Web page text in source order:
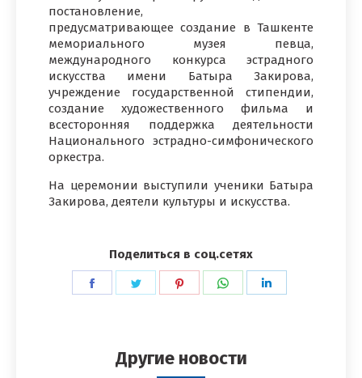
постановление,
предусматривающее создание в Ташкенте
мемориального музея певца,
международного конкурса эстрадного
искусства имени Батыра Закирова,
учреждение государственной стипендии,
создание художественного фильма и
всесторонняя поддержка деятельности
Национального эстрадно-симфонического
оркестра.
На церемонии выступили ученики Батыра
Закирова, деятели культуры и искусства.
Поделиться в соц.сетях
ПоделитьсяПоделитьсяПоделитьсяПоделиться
Другие новости